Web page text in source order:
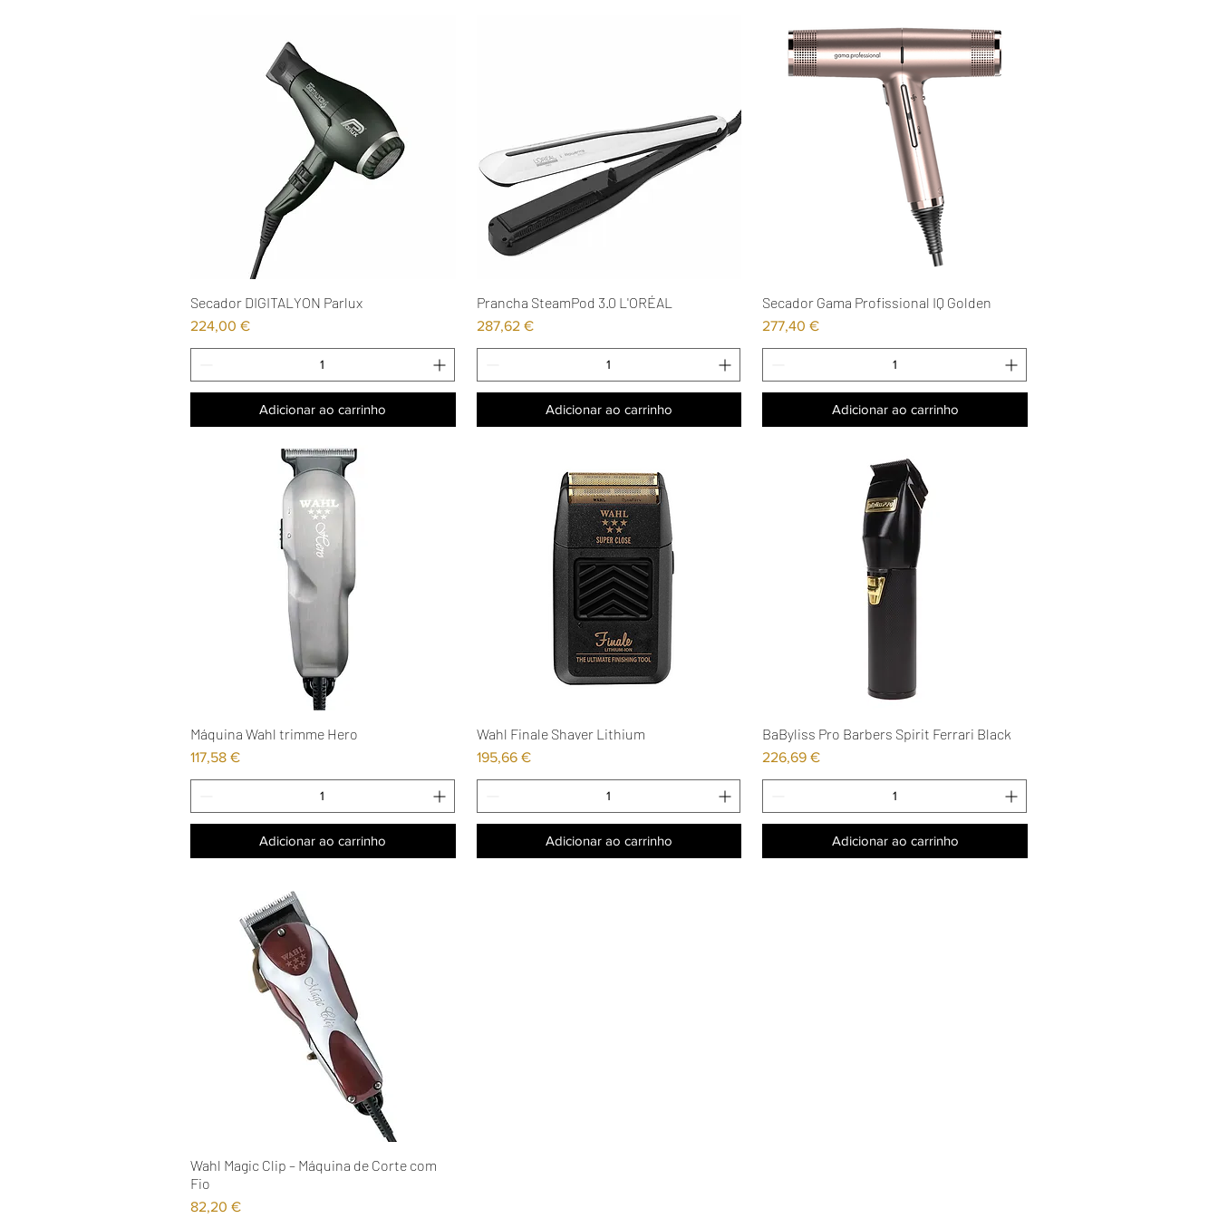
Visualização rápida
Secador DIGITALYON Parlux
Preço
224,00 €
Adicionar ao carrinho
Visualização rápida
Prancha SteamPod 3.0 L'ORÉAL
Preço
287,62 €
Adicionar ao carrinho
Visualização rápida
Secador Gama Profissional IQ Golden
Preço
277,40 €
Adicionar ao carrinho
Visualização rápida
Máquina Wahl trimme Hero
Preço
117,58 €
Adicionar ao carrinho
Visualização rápida
Wahl Finale Shaver Lithium
Preço
195,66 €
Adicionar ao carrinho
Visualização rápida
BaByliss Pro Barbers Spirit Ferrari Black
Preço
226,69 €
Adicionar ao carrinho
Visualização rápida
Wahl Magic Clip – Máquina de Corte com
Fio
Preço
82,20 €